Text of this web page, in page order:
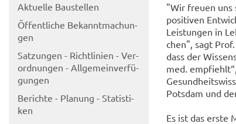
Ak­tu­el­le Bau­stel­len
Öf­fent­li­che Be­kannt­ma­chun­
gen
Sat­zun­gen - Richt­li­ni­en - Ver­
ord­nun­gen - All­ge­mein­ver­fü­
gun­gen
Be­rich­te - Pla­nung - Sta­tis­ti­
ken
"Wir freu­en uns
po­si­ti­ven
Leis­tun­gen in
chen", sagt
dass der
med.
Pots­dam und
Es ist das erste